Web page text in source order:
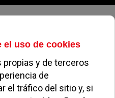
de 2026
destrozan las
colegio Monte